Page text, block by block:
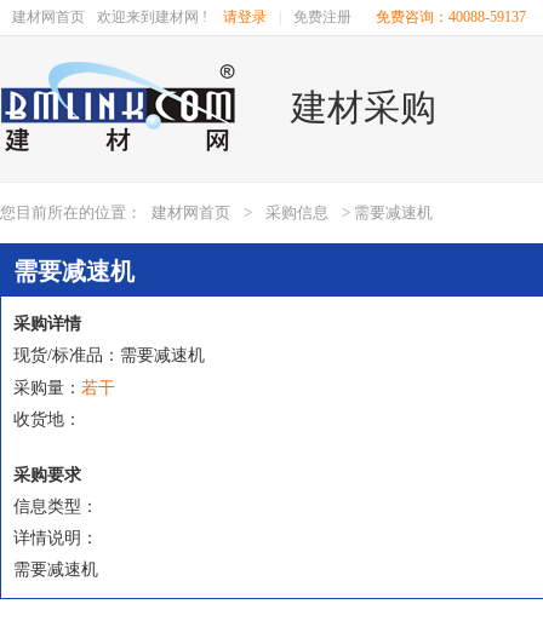
建材网首页 欢迎来到建材网 ! 请登录 免费注册 免费咨询：40088-59137
建材采购
您目前所在的位置： 建材网首页 > 采购信息 > 需要减速机
需要减速机
采购详情
现货/标准品：需要减速机
采购量： 若干
收货地：
采购要求
信息类型：
详情说明：
需要减速机